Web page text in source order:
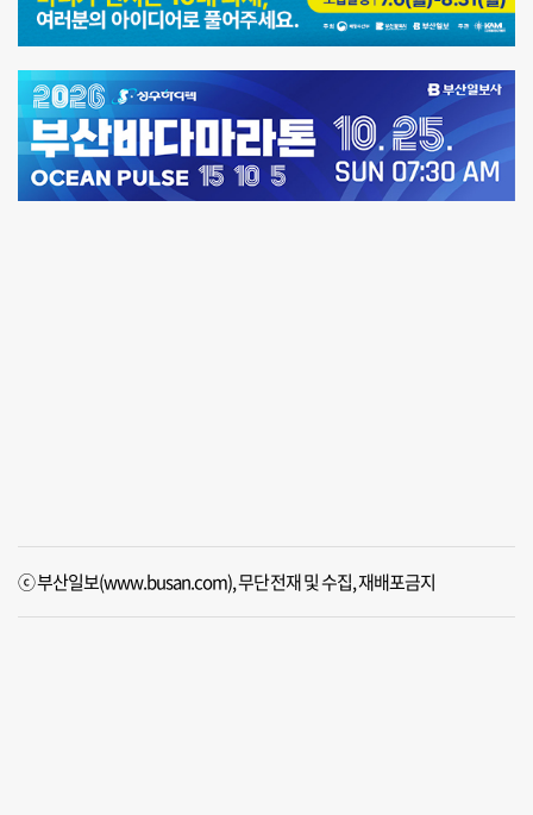
ⓒ 부산일보(www.busan.com), 무단전재 및 수집, 재배포금지